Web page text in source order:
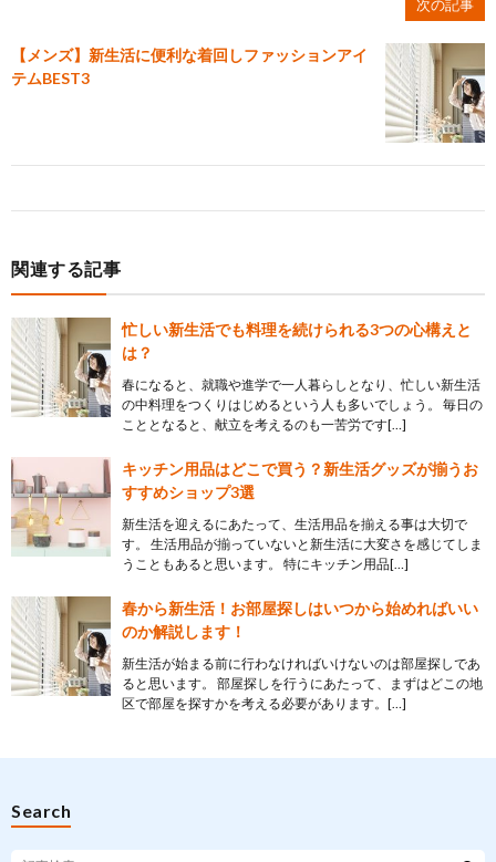
次の記事
【メンズ】新生活に便利な着回しファッションアイ
テムBEST3
関連する記事
忙しい新生活でも料理を続けられる3つの心構えと
は？
春になると、就職や進学で一人暮らしとなり、忙しい新生活
の中料理をつくりはじめるという人も多いでしょう。 毎日の
こととなると、献立を考えるのも一苦労です[…]
キッチン用品はどこで買う？新生活グッズが揃うお
すすめショップ3選
新生活を迎えるにあたって、生活用品を揃える事は大切で
す。 生活用品が揃っていないと新生活に大変さを感じてしま
うこともあると思います。 特にキッチン用品[…]
春から新生活！お部屋探しはいつから始めればいい
のか解説します！
新生活が始まる前に行わなければいけないのは部屋探しであ
ると思います。 部屋探しを行うにあたって、まずはどこの地
区で部屋を探すかを考える必要があります。[…]
Search